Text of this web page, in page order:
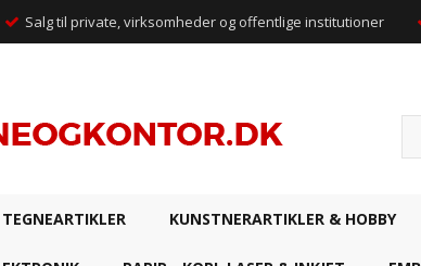
Salg til private, virksomheder og offentlige institutioner
TEGNEARTIKLER KUNSTNERARTIKLER & HOBBY